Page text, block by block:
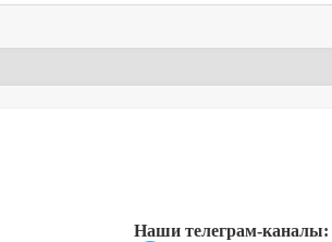
Наши телеграм-каналы: